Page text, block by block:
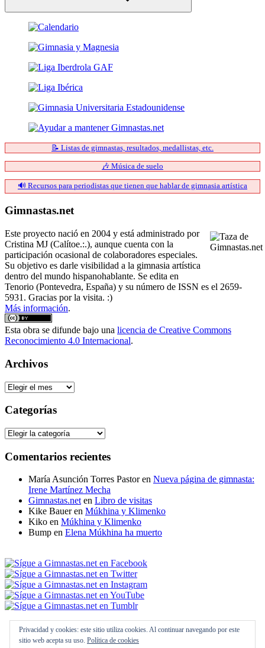
Buscar
📝 Listas de gimnastas, resultados, medallistas, etc.
🎶 Música de suelo
🔊 Recursos para periodistas que tienen que hablar de gimnasia artística
Gimnastas.net
Este proyecto nació en 2004 y está administrado por
Cristina MJ (Calítoe.:.), aunque cuenta con la
participación ocasional de colaboradores especiales.
Su objetivo es darle visibilidad a la gimnasia artística
dentro del mundo hispanohablante. Se edita en
Tenorio (Pontevedra, España) y su número de ISSN es el 2659-
5931. Gracias por la visita. :)
Más información.
Esta obra se difunde bajo una licencia de Creative Commons
Reconocimiento 4.0 Internacional.
Archivos
Archivos
Categorías
Categorías
Comentarios recientes
María Asunción Torres Pastoren Nueva página de gimnasta:
Irene Martínez Mecha
Gimnastas.net en Libro de visitas
Kike Baueren Múkhina y Klimenko
Kiko en Múkhina y Klimenko
Bump en Elena Múkhina ha muerto
Política de privacidad
Créditos
Privacidad y cookies: este sitio utiliza cookies. Al continuar navegando por este
sitio web acepta su uso. Política de cookies